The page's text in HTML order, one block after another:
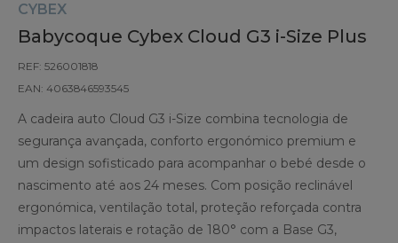
CYBEX
Babycoque Cybex Cloud G3 i-Size Plus
REF: 526001818
EAN: 4063846593545
A cadeira auto Cloud G3 i-Size combina tecnologia de
segurança avançada, conforto ergonómico premium e
um design sofisticado para acompanhar o bebé desde o
nascimento até aos 24 meses. Com posição reclinável
ergonómica, ventilação total, proteção reforçada contra
impactos laterais e rotação de 180° com a Base G3,